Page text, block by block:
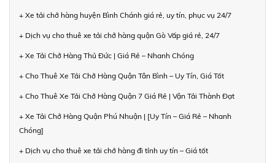
+ Xe tải chở hàng huyện Bình Chánh giá rẻ, uy tín, phục vụ 24/7
+ Dịch vụ cho thuê xe tải chở hàng quận Gò Vấp giá rẻ, 24/7
+ Xe Tải Chở Hàng Thủ Đức | Giá Rẻ – Nhanh Chóng
+ Cho Thuê Xe Tải Chở Hàng Quận Tân Bình – Uy Tín, Giá Tốt
+ Cho Thuê Xe Tải Chở Hàng Quận 7 Giá Rẻ | Vận Tải Thành Đạt
+ Xe Tải Chở Hàng Quận Phú Nhuận | [Uy Tín – Giá Rẻ – Nhanh
Chóng]
+ Dịch vụ cho thuê xe tải chở hàng đi tỉnh uy tín – Giá tốt